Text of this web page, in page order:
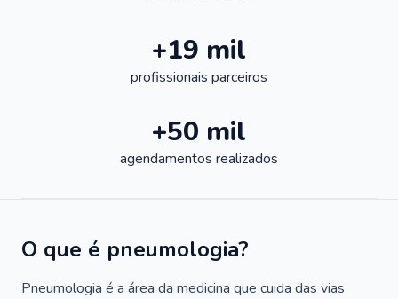
+19 mil
profissionais parceiros
+50 mil
agendamentos realizados
O que é pneumologia?
Pneumologia é a área da medicina que cuida das vias